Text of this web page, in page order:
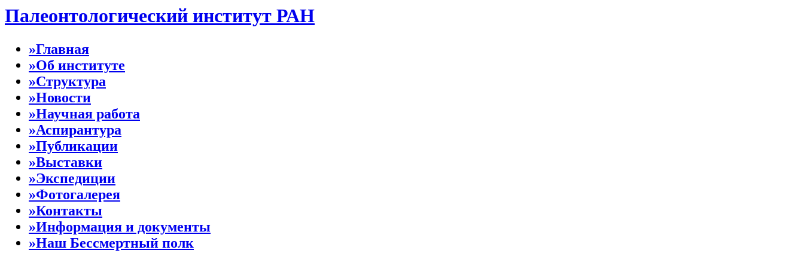
Палеонтологический институт РАН
»Главная
»Об институте
»Структура
»Новости
»Научная работа
»Аспирантура
»Публикации
»Выставки
»Экспедиции
»Фотогалерея
»Контакты
»Информация и документы
»Наш Бессмертный полк